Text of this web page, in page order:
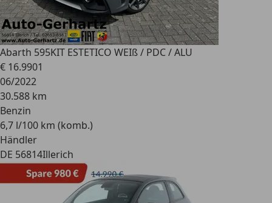
Abarth 595KIT ESTETICO WEIß / PDC / ALU
€ 16.9901
06/2022
30.588 km
Benzin
6,7 l/100 km (komb.)
Händler
DE 56814Illerich